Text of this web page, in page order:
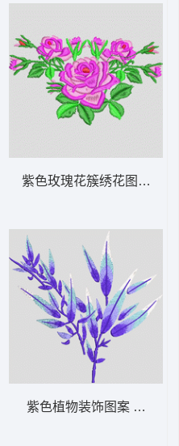
紫色玫瑰花簇绣花图案 靓花
紫色植物装饰图案 靓花 旗